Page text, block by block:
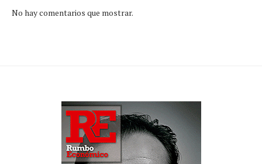
No hay comentarios que mostrar.